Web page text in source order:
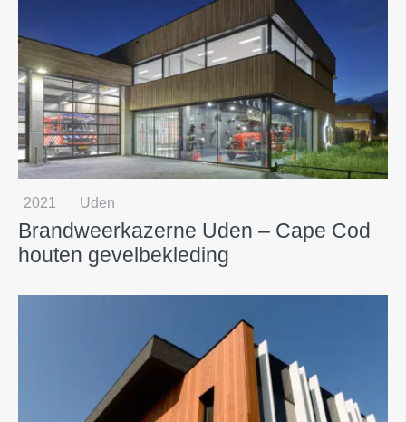
2021 Uden
Brandweerkazerne Uden – Cape Cod
houten gevelbekleding